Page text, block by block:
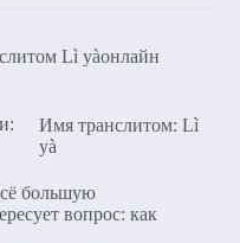
Имя транслитом: Lì
yà
большую
вопрос: как